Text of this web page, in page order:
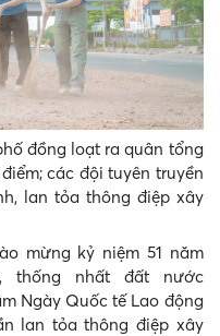
đồng loạt ra quân tổng
các đội tuyên truyền
lan tỏa thông điệp xây
mừng kỷ niệm 51 năm
thống nhất đất nước
Ngày Quốc tế Lao động
lan tỏa thông điệp xây